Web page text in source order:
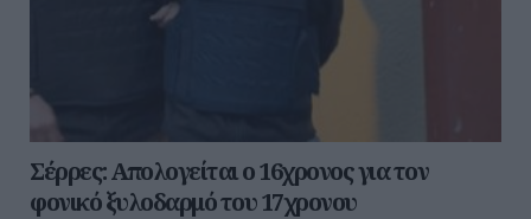
Σέρρες: Απολογείται ο 16χρονος για τον
φονικό ξυλοδαρμό του 17χρονου